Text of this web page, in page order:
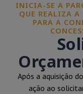
INICIA-SE A
QUE REALIZA
PARA A
Após a aquisição
ação ao